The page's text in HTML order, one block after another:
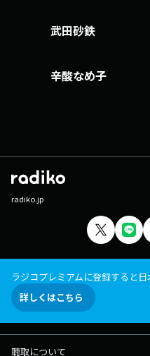
武田砂鉄
辛酸なめ子
radiko.jp
ラジコプレミアムに登録すると
詳しくはこちら
聴取について